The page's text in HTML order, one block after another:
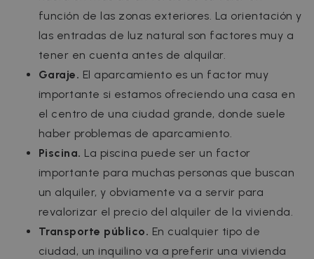
función de las zonas exteriores. La orientación y
las entradas de luz natural son factores muy a
tener en cuenta antes de alquilar.
Garaje. El aparcamiento es un factor muy
importante si estamos ofreciendo una casa en
el centro de una ciudad grande, donde suele
haber problemas de aparcamiento.
Piscina. La piscina puede ser un factor
importante para muchas personas que buscan
un alquiler, y obviamente va a servir para
revalorizar el precio del alquiler de la vivienda.
Transporte público. En cualquier tipo de
ciudad, un inquilino va a preferir una vivienda